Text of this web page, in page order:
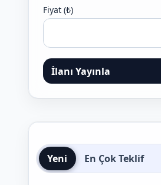
Fiyat (₺)
İlanı Yayınla
Yeni En Çok Teklif